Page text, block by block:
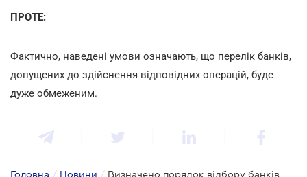
ПРОТЕ:
Фактично, наведені умови означають, що перелік банків,
допущених до здійснення відповідних операцій, буде
дуже обмеженим.
Головна / Новини / Визначено порядок відбору банків